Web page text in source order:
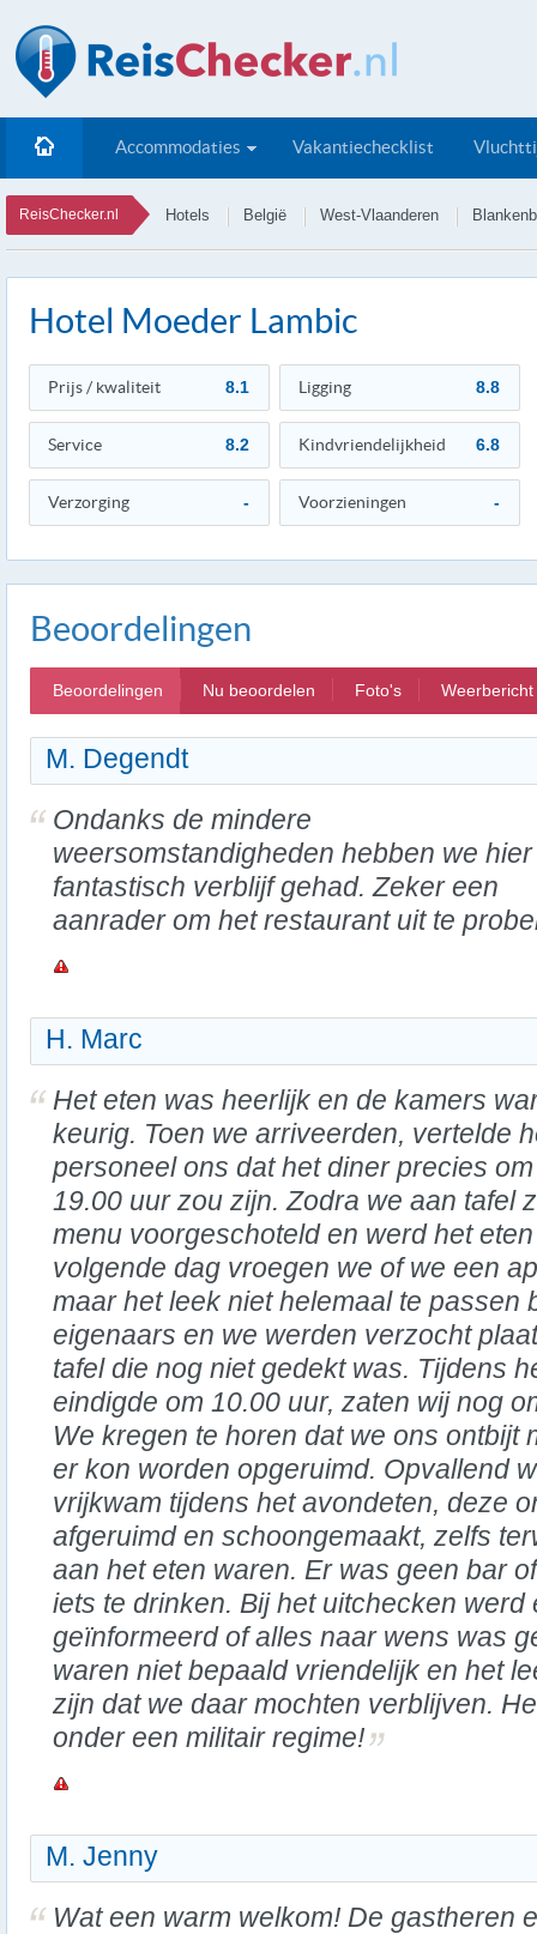
Accommodaties Vakantiechecklist
ReisChecker.nl Hotels België West-Vlaanderen
Hotel Moeder Lambic
Prijs / kwaliteit 8.1 Ligging 8.8
Service 8.2 Kindvriendelijkheid 6.8
Verzorging - Voorzieningen -
Beoordelingen
Beoordelingen Nu beoordelen Foto's Weerbericht
M. Degendt
Ondanks de mindere
weersomstandigheden hebben we
fantastisch verblijf gehad. Zeker een
aanrader om het restaurant uit te
H. Marc
Het eten was heerlijk en de kamers
keurig. Toen we arriveerden, vertelde
personeel ons dat het diner precies om
19.00 uur zou zijn. Zodra we aan tafel
menu voorgeschoteld en werd het
volgende dag vroegen we of we een
maar het leek niet helemaal te passen
eigenaars en we werden verzocht
tafel die nog niet gedekt was. Tijdens
eindigde om 10.00 uur, zaten wij nog
We kregen te horen dat we ons ontbijt
er kon worden opgeruimd. Opvallend
vrijkwam tijdens het avondeten, deze
afgeruimd en schoongemaakt, zelfs
aan het eten waren. Er was geen bar
iets te drinken. Bij het uitchecken werd
geïnformeerd of alles naar wens was
waren niet bepaald vriendelijk en het
zijn dat we daar mochten verblijven.
onder een militair regime!
M. Jenny
Wat een warm welkom! De gastheren